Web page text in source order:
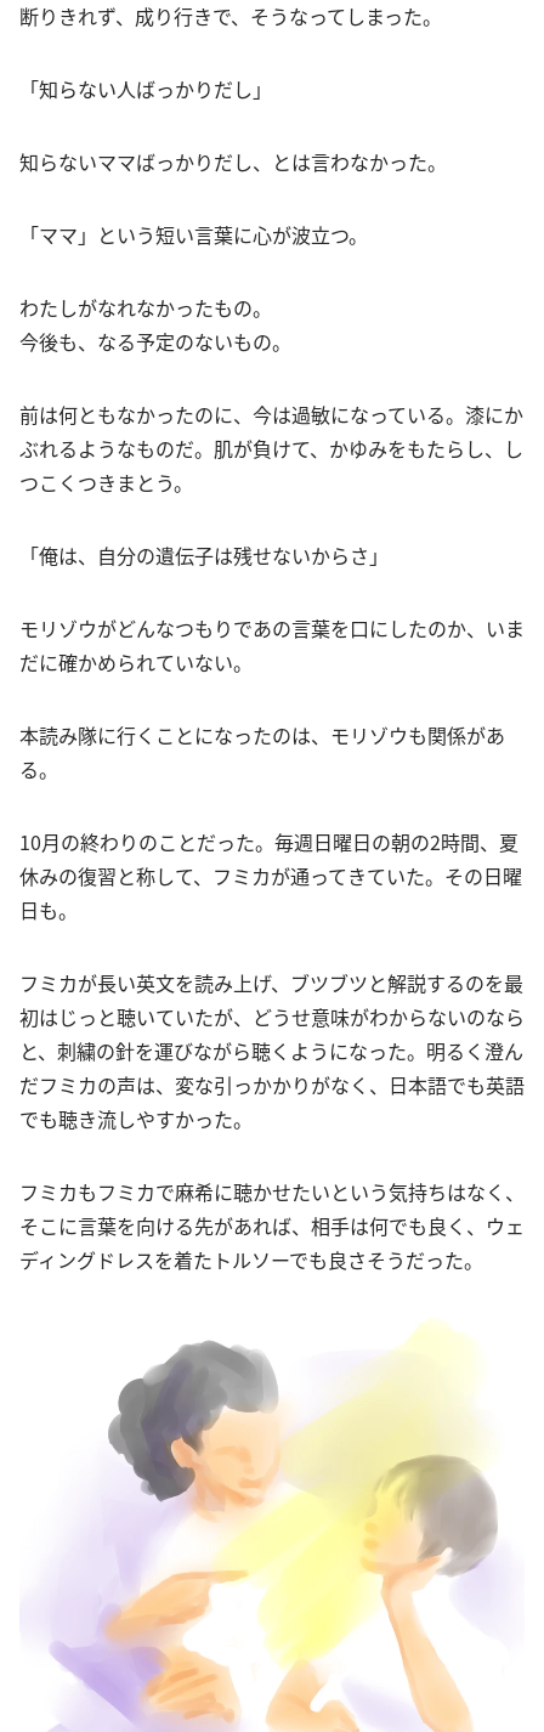
断りきれず、成り行きで、そうなってしまった。
「知らない人ばっかりだし」
知らないママばっかりだし、とは言わなかった。
「ママ」という短い言葉に心が波立つ。
わたしがなれなかったもの。
今後も、なる予定のないもの。
前は何ともなかったのに、今は過敏になっている。漆にか
ぶれるようなものだ。肌が負けて、かゆみをもたらし、し
つこくつきまとう。
「俺は、自分の遺伝子は残せないからさ」
モリゾウがどんなつもりであの言葉を口にしたのか、いま
だに確かめられていない。
本読み隊に行くことになったのは、モリゾウも関係があ
る。
10月の終わりのことだった。毎週日曜日の朝の2時間、夏
休みの復習と称して、フミカが通ってきていた。その日曜
日も。
フミカが長い英文を読み上げ、ブツブツと解説するのを最
初はじっと聴いていたが、どうせ意味がわからないのなら
と、刺繍の針を運びながら聴くようになった。明るく澄ん
だフミカの声は、変な引っかかりがなく、日本語でも英語
でも聴き流しやすかった。
フミカもフミカで麻希に聴かせたいという気持ちはなく、
そこに言葉を向ける先があれば、相手は何でも良く、ウェ
ディングドレスを着たトルソーでも良さそうだった。